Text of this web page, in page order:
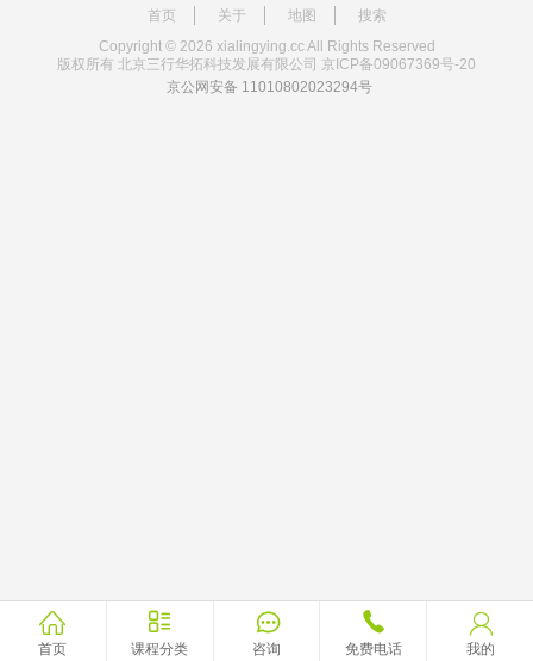
首页 关于 地图
搜索
Copyright © 2026 xialingying.cc All Rights Reserved
版权所有 北京三行华拓科技发展有限公司 京ICP备09067369号-20
京公网安备 11010802023294号

首页

课程分类

咨询

免费电话

我的